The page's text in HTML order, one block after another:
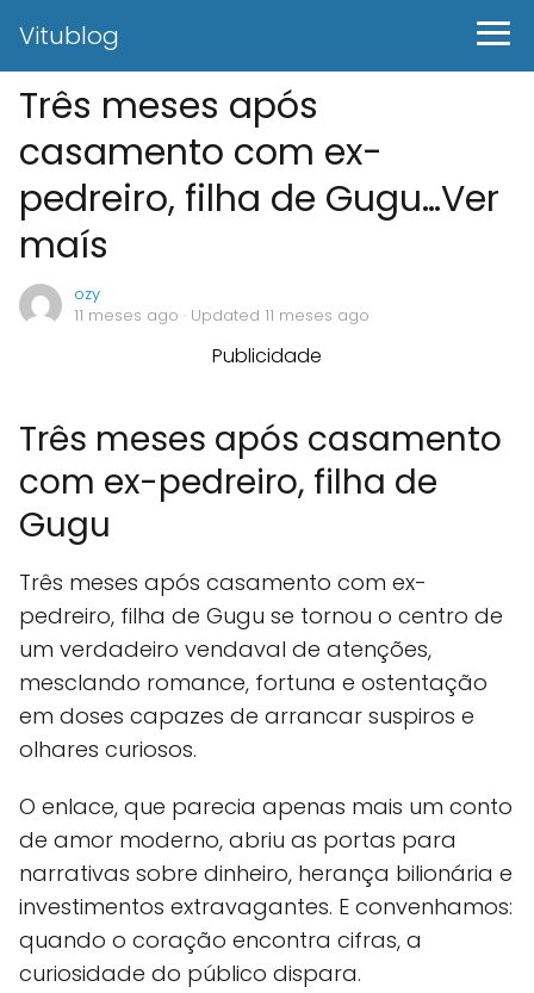
Vitublog
Três meses após
casamento com ex-
pedreiro, filha de Gugu…Ver
maís
ozy
11 meses ago · Updated 11 meses ago
Publicidade
Três meses após casamento
com ex-pedreiro, filha de
Gugu
Três meses após casamento com ex-
pedreiro, filha de Gugu se tornou o centro de
um verdadeiro vendaval de atenções,
mesclando romance, fortuna e ostentação
em doses capazes de arrancar suspiros e
olhares curiosos.
O enlace, que parecia apenas mais um conto
de amor moderno, abriu as portas para
narrativas sobre dinheiro, herança bilionária e
investimentos extravagantes. E convenhamos:
quando o coração encontra cifras, a
curiosidade do público dispara.